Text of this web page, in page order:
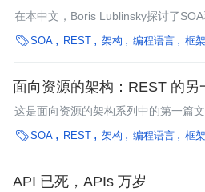
在本中文，Boris Lublinsky探讨了SOA
对使用REST机制实施SOA做了评估。
SOA REST 架构 编程语言 框架
面向资源的架构：REST 的另
这是面向资源的架构系列中的第一篇
Sletten讨论了REST架构风格，SOA
网，URL作为标识符，URI与URN，
SOA REST 架构 编程语言 框架
API 已死，APIs 万岁